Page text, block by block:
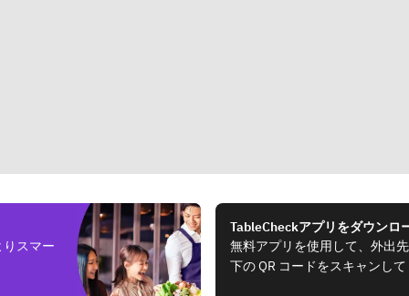
スマー
TableCheckアプリをダウンロ
無料アプリを使用して、外出
下の QR コードをスキャンし